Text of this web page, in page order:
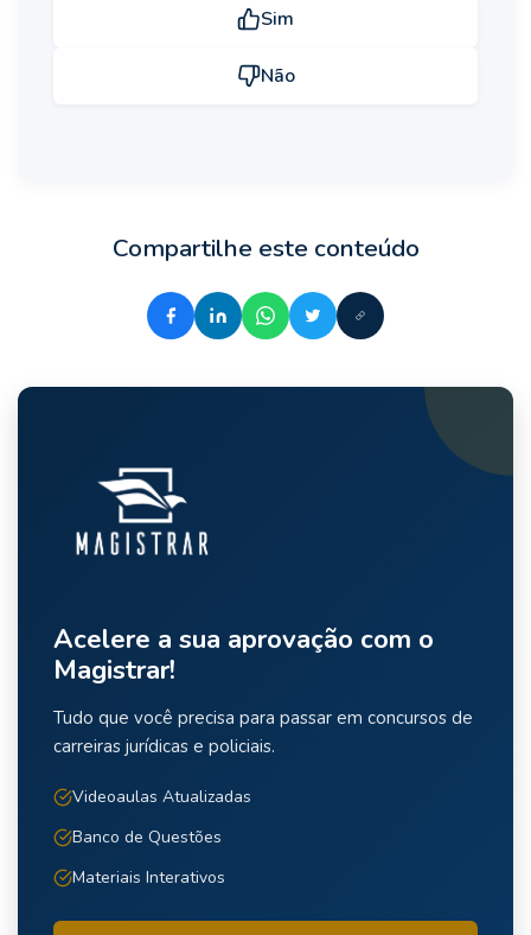
Sim
Não
Compartilhe este conteúdo
Acelere a sua aprovação com o
Magistrar!
Tudo que você precisa para passar em concursos de
carreiras jurídicas e policiais.
Videoaulas Atualizadas
Banco de Questões
Materiais Interativos